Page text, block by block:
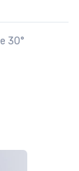
30°